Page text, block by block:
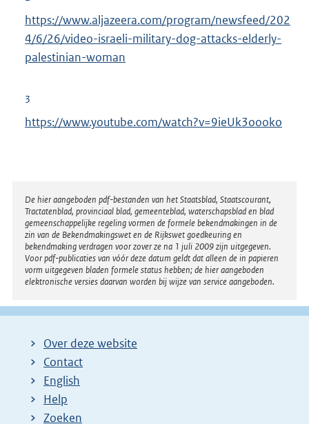
https://www.aljazeera.com/program/newsfeed/202
4/6/26/video-israeli-military-dog-attacks-elderly-
palestinian-woman
3
https://www.youtube.com/watch?v=9ieUk3oooko
Disclaimer
De hier aangeboden pdf-bestanden van het Staatsblad, Staatscourant,
Tractatenblad, provinciaal blad, gemeenteblad, waterschapsblad en blad
gemeenschappelijke regeling vormen de formele bekendmakingen in de
zin van de Bekendmakingswet en de Rijkswet goedkeuring en
bekendmaking verdragen voor zover ze na 1 juli 2009 zijn uitgegeven.
Voor pdf-publicaties van vóór deze datum geldt dat alleen de in papieren
vorm uitgegeven bladen formele status hebben; de hier aangeboden
elektronische versies daarvan worden bij wijze van service aangeboden.
Over deze website
Contact
English
Help
Zoeken